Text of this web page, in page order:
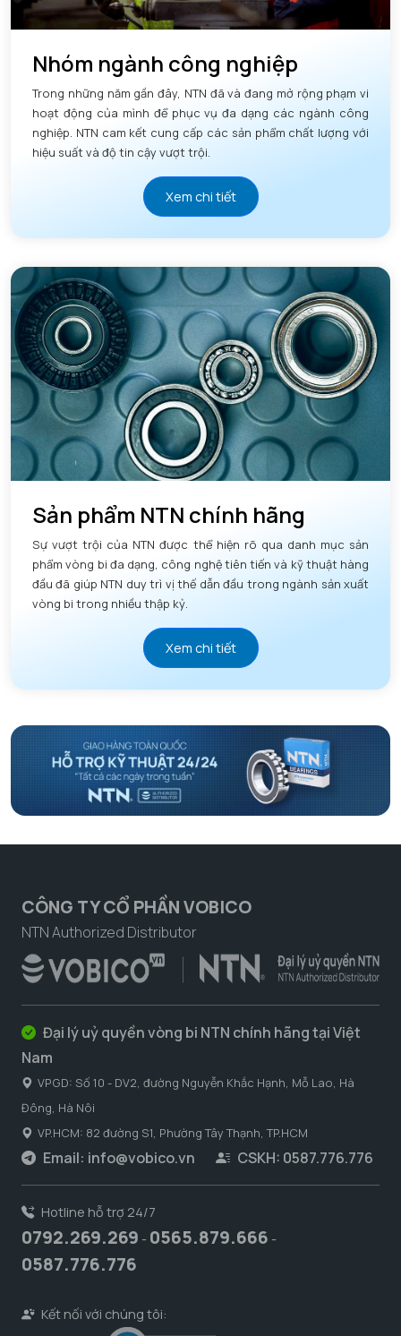
Nhóm ngành công nghiệp
Trong những năm gần đây, NTN đã và đang mở rộng phạm vi
hoạt động của mình để phục vụ đa dạng các ngành công
nghiệp. NTN cam kết cung cấp các sản phẩm chất lượng với
hiệu suất và độ tin cậy vượt trội.
Xem chi tiết
Sản phẩm NTN chính hãng
Sự vượt trội của NTN được thể hiện rõ qua danh mục sản
phẩm vòng bi đa dạng, công nghệ tiên tiến và kỹ thuật hàng
đầu đã giúp NTN duy trì vị thế dẫn đầu trong ngành sản xuất
vòng bi trong nhiều thập kỷ.
Xem chi tiết
CÔNG TY CỔ PHẦN VOBICO
NTN Authorized Distributor
Đại lý uỷ quyền vòng bi NTN chính hãng tại Việt
Nam
VPGD: Số 10 - DV2, đường Nguyễn Khắc Hạnh, Mỗ Lao, Hà
Đông, Hà Nôi
VP.HCM: 82 đường S1, Phường Tây Thạnh, TP.HCM
Email: info@vobico.vn CSKH: 0587.776.776
Hotline hỗ trợ 24/7
0792.269.269 - 0565.879.666 -
0587.776.776
Kết nối với chúng tôi: